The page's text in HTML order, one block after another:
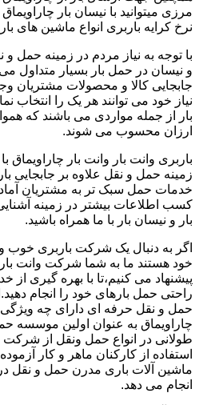
مرزی میتوانید با نیسان بار
نرخ کرایه باربری انواع ماشین های
با توجه به نیاز مردم در زمینه حمل و
و نیسان در حمل بار بسیار متداول
جابجایی کالا و محصولات مشتریان
نیاز خود می توانند هر یک را انتخاب
بار از جمله مواردی می باشند که
ارزان محسوب می شوند.
باربری وانت بار وانت بار چاراویماق
زمینه حمل و نقل علاوه بر جابجایی
خدمات حمل سبک تر به مشتریان
کسب اطلاعات بیشتر در زمینه
بار و نیسان بار با ما همراه باشید.
اگر به دنبال یک شرکت باربری خوب
خود هستند ما به شما شرکت وانت بار
پیشنهاد می کنیم،تا با بهره گیری از
راحتی حمل بارهای خود را انجام
حمل و نقل حرفه ای دارای چه
چاراویماق به عنوان اولین موسسه
طولانی در انواع حمل ونقل از شرکت
استفاده از کارکنان ماهر و کار
ماشین آلات باری مدرن حمل و نقل
انجام می دهد.